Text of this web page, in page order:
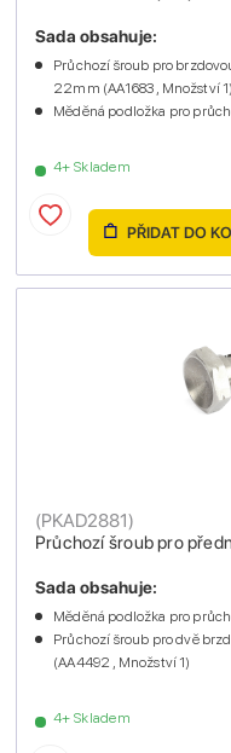
4+ Skladem
Sada obsahuje:
Průchozí šroub pro
22mm (AA1683 , Množství 1)
Měděná podložka pro
PŘIDAT DO
Průchozí šroub pro
(PKAD2881)
4+ Skladem
Sada obsahuje:
Měděná podložka pro
Průchozí šroub pro dvě
(AA4492 , Množství 1)